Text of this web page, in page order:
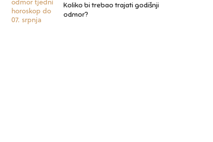
Koliko bi trebao trajati godišnji
odmor?